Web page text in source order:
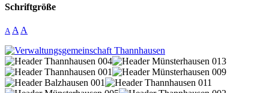
Schriftgröße
A A A